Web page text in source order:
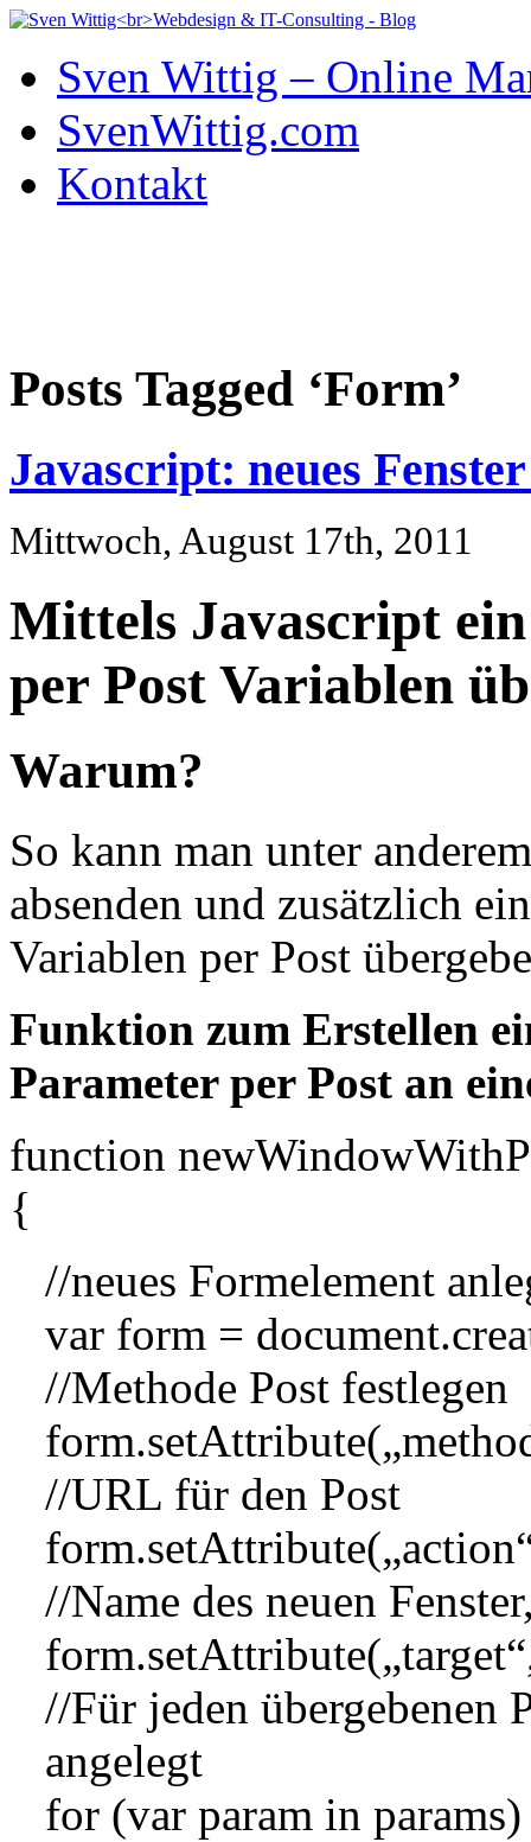
Sven Wittig – Online
SvenWittig.com
Kontakt
Posts Tagged ‘Form’
Javascript: neues
Mittwoch, August 17th, 2011
Mittels Javascript
per Post Variablen
Warum?
So kann man unter
absenden und zusätzlich
Variablen per Post
Funktion zum Erstellen
Parameter per Post an
function
{
//neues Formelement
var form =
//Methode Post festlegen
//URL für den Post
//Name des neuen
//Für jeden übergebenen
angelegt
for (var param in